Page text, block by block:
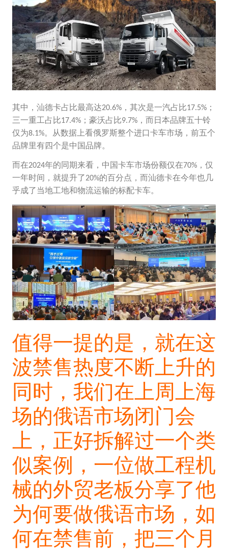
其中，汕德卡占比最高达20.6% ，其次是一汽占比17.5% ；
三一重工占比17.4% ；豪沃占比9.7% ，而日本品牌五十铃
仅为8.1%。从数据上看俄罗斯整个进口卡车市场，前五个
品牌里有四个是中国品牌。
而在2024年的同期来看，中国卡车市场份额仅在70% ，仅
一年时间，就提升了20%的百分点，而汕德卡在今年也几
乎成了当地工地和物流运输的标配卡车。
值得一提的是，就在这
波禁售热度不断上升的
同时，我们在上周上海
场的俄语市场闭门会
上，正好拆解过一个类
似案例，一位做工程机
械的外贸老板分享了他
为何要做俄语市场，如
何在禁售前，把三个月